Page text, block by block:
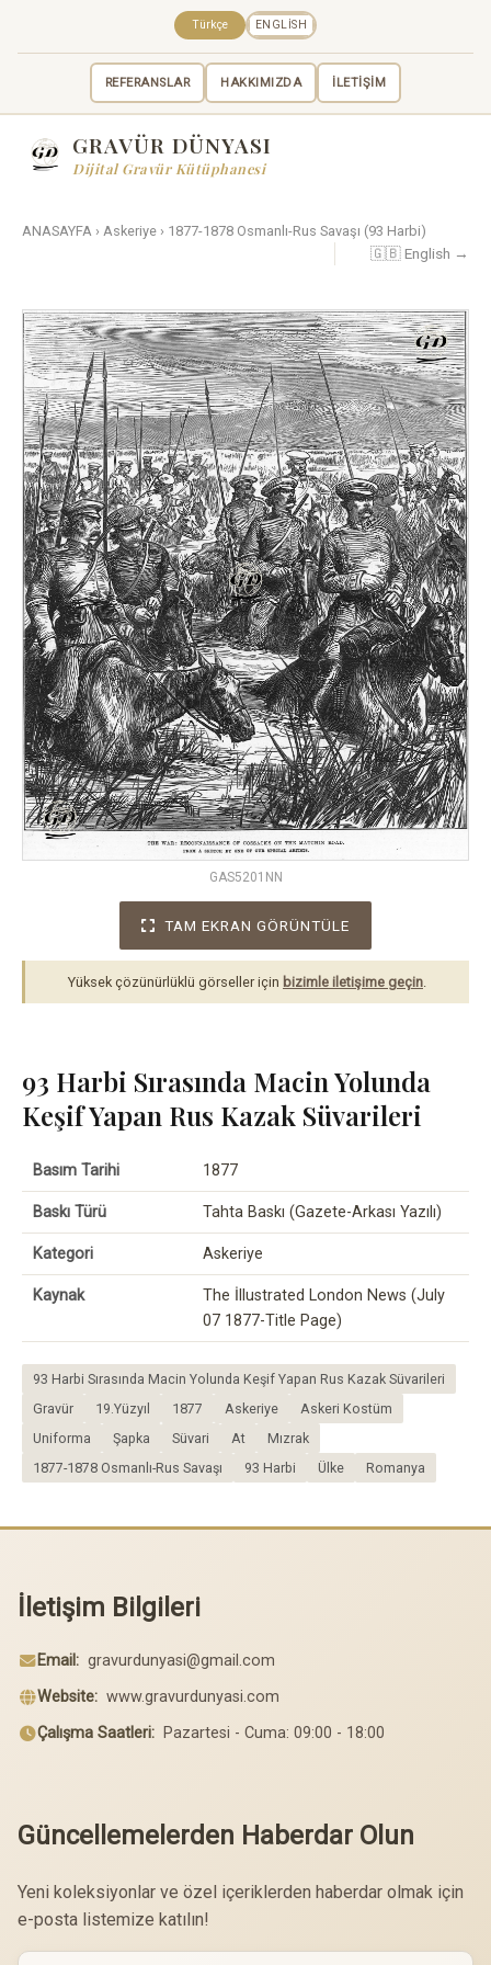
REFERANSLAR HAKKIMIZDA İLETİŞİM
Türkçe ENGLISH
GRAVÜR DÜNYASI
Dijital Gravür Kütüphanesi
ANASAYFA › Askeriye › 1877-1878 Osmanlı-Rus Savaşı (93 Harbi)
🇬🇧 English →
GAS5201NN
TAM EKRAN GÖRÜNTÜLE
Yüksek çözünürlüklü görseller için bizimle iletişime geçin.
93 Harbi Sırasında Macin Yolunda
Keşif Yapan Rus Kazak Süvarileri
Basım Tarihi 1877
Baskı Türü Tahta Baskı (Gazete-Arkası Yazılı)
Kategori Askeriye
Kaynak
The İllustrated London News (July
07 1877-Title Page)
93 Harbi Sırasında Macin Yolunda Keşif Yapan Rus Kazak Süvarileri
Gravür
19.Yüzyıl 1877 Askeriye
Askeri Kostüm
Uniforma
Şapka Süvari At
Mızrak
1877-1878 Osmanlı-Rus Savaşı
93 Harbi Ülke Romanya
İletişim Bilgileri
Email: gravurdunyasi@gmail.com
Website: www.gravurdunyasi.com
Çalışma Saatleri: Pazartesi - Cuma: 09:00 - 18:00
Güncellemelerden Haberdar Olun
Yeni koleksiyonlar ve özel içeriklerden haberdar olmak için
e-posta listemize katılın!